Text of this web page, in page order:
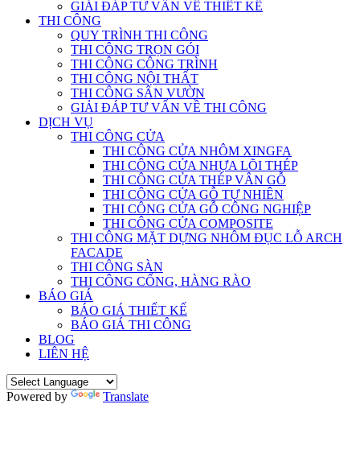
GIẢI ĐÁP TƯ VẤN VỀ THIẾT KẾ
THI CÔNG
QUY TRÌNH THI CÔNG
THI CÔNG TRỌN GÓI
THI CÔNG CÔNG TRÌNH
THI CÔNG NỘI THẤT
THI CÔNG SÂN VƯỜN
GIẢI ĐÁP TƯ VẤN VỀ THI CÔNG
DỊCH VỤ
THI CÔNG CỬA
THI CÔNG CỬA NHÔM XINGFA
THI CÔNG CỬA NHỰA LÕI THÉP
THI CÔNG CỬA THÉP VÂN GỖ
THI CÔNG CỬA GỖ TỰ NHIÊN
THI CÔNG CỬA GỖ CÔNG NGHIỆP
THI CÔNG CỬA COMPOSITE
THI CÔNG MẶT DỰNG NHÔM ĐỤC LỖ ARCH
FACADE
THI CÔNG SÀN
THI CÔNG CỔNG, HÀNG RÀO
BÁO GIÁ
BÁO GIÁ THIẾT KẾ
BÁO GIÁ THI CÔNG
BLOG
LIÊN HỆ
Powered by Translate